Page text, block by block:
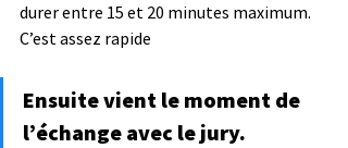
durer entre 15 et 20 minutes maximum.
C’est assez rapide
Ensuite vient le moment de
l’échange avec le jury.